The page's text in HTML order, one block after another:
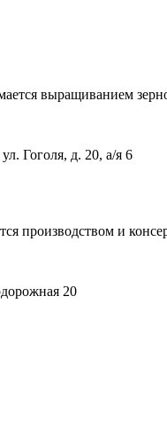
выращиванием
Гоголя, д. 20, а/я 6
производством и
20